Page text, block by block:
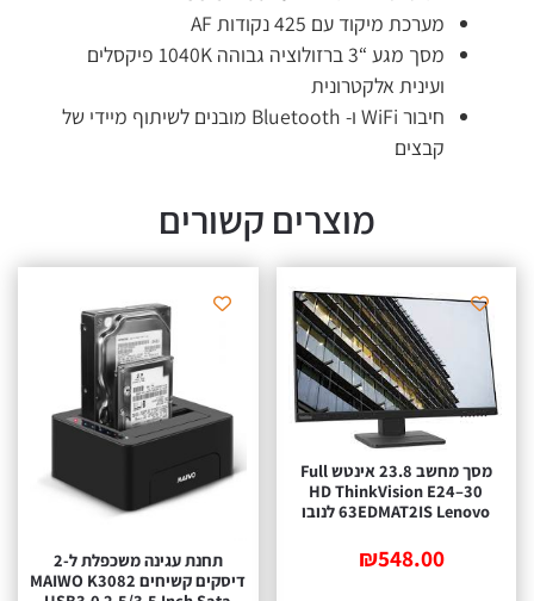
מערכת מיקוד עם 425 נקודות AF
מסך מגע “3 ברזולוציה גבוהה 1040K פיקסלים
ועינית אלקטרונית
חיבור WiFi ו- Bluetooth מובנים לשיתוף מיידי של
קבצים
מוצרים קשורים
מסך מחשב ‏23.8 ‏אינטש Full
HD ThinkVision E24–30
63EDMAT2IS Lenovo לנובו
₪548.00
תחנת עגינה משכפלת ל-2
דיסקים קשיחים MAIWO K3082